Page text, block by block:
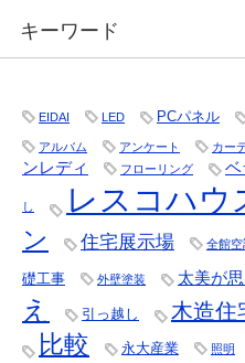
キーワード
EIDAI LED PCパネル
アルバム アンケート カー
ンレディ
フローリング ベ
し レスコハウ
ン
住宅展示場 全館空
礎工事 外壁塗装 太美が
え
引っ越し 木造住
比較 永大産業 照明